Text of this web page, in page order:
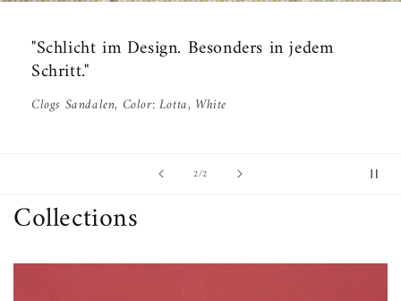
2/von
2
"Schlicht im Design. Besonders in jedem
Schritt."
Clogs Sandalen, Color: Lotta, White
Collections